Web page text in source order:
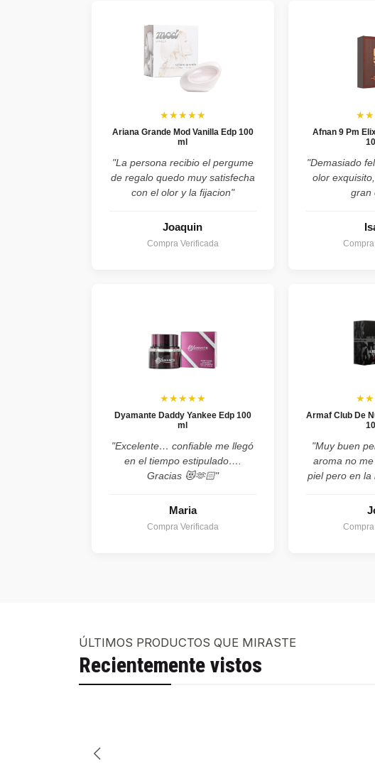
★★★★★
Ariana Grande Mod Vanilla Edp 100
ml
"La persona recibio el pergume
de regalo quedo muy satisfecha
con el olor y la fijacion"
Joaquin
Compra Verificada
Afnan 9 Pm
"Demasiado
olor
gran
★★★★★
Dyamante Daddy Yankee Edp 100
ml
"Excelente… confiable me llegó
en el tiempo estipulado….
Gracias 😻🫶🏻"
Maria
Compra Verificada
Armaf Club De
"Muy buen
aroma no
piel pero en la
ÚLTIMOS PRODUCTOS QUE MIRASTE
Recientemente vistos